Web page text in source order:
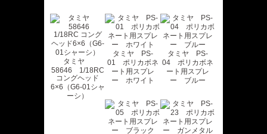
タミヤ
58646 1/18RC
コングヘッド
6×6（G6-01シャ
ーシ）
タミヤ PS-
01 ポリカボネ
ート用スプレ
ー ホワイト
タミヤ PS-
04 ポリカボネ
ート用スプレ
ー ブルー